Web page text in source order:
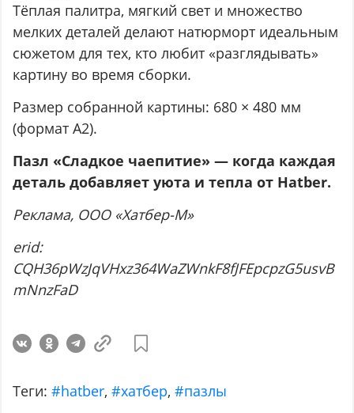
Тёплая палитра, мягкий свет и множество
мелких деталей делают натюрморт идеальным
сюжетом для тех, кто любит «разглядывать»
картину во время сборки.
Размер собранной картины: 680 × 480 мм
(формат А2).
Пазл «Сладкое чаепитие» — когда каждая
деталь добавляет уюта и тепла от Hatber.
Реклама, ООО «Хатбер-М»
erid:
CQH36pWzJqVHxz364WaZWnkF8fJFEpcpzG5usvB
mNnzFaD
Теги: #hatber,#хатбер,#пазлы